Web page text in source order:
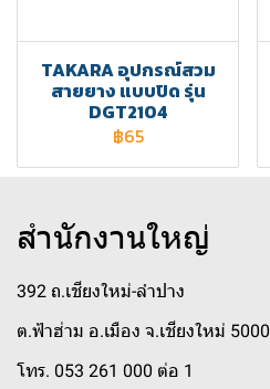
TAKARA อุปกรณ์สวม
สายยาง แบบปิด รุ่น
DGT2104
฿65
สำนักงานใหญ่
392 ถ.เชียงใหม่-ลำปาง
ต.ฟ้าฮ่าม อ.เมือง จ.เชียงใหม่
โทร. 053 261 000 ต่อ 1